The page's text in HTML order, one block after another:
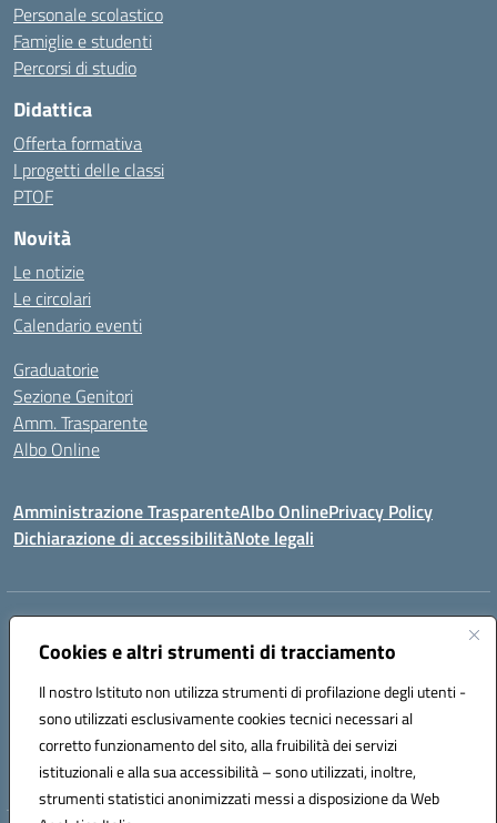
Cookies e altri strumenti di tracciamento
Il nostro Istituto non utilizza strumenti di profilazione degli utenti -
sono utilizzati esclusivamente cookies tecnici necessari al
corretto funzionamento del sito, alla fruibilità dei servizi
istituzionali e alla sua accessibilità – sono utilizzati, inoltre,
strumenti statistici anonimizzati messi a disposizione da Web
Personale scolastico
Famiglie e studenti
Percorsi di studio
Didattica
Offerta formativa
I progetti delle classi
PTOF
Novità
Le notizie
Le circolari
Calendario eventi
Graduatorie
Sezione Genitori
Amm. Trasparente
Albo Online
Amministrazione TrasparenteAlbo OnlinePrivacy Policy
Dichiarazione di accessibilitàNote legali
Indirizzo:
Centralino:0823/718125 Email:bnic839008@istruzione.it
Codice fiscale: 92029030621
Codice meccanografico:
BNIC839008
Codice unico di fatturazione (CUF): UFSWAV